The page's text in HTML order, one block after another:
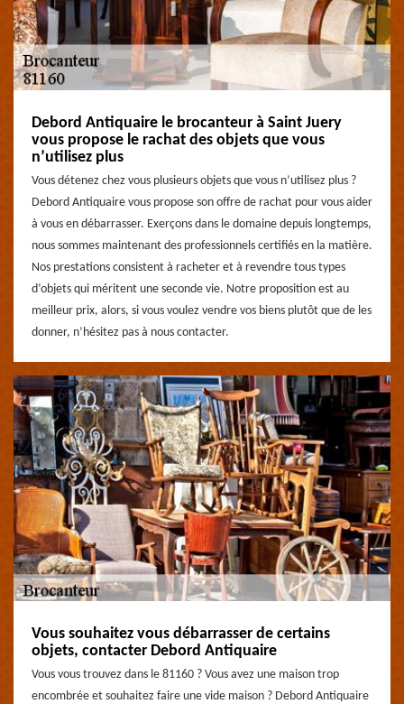
Debord Antiquaire le brocanteur à Saint Juery
vous propose le rachat des objets que vous
n’utilisez plus
Vous détenez chez vous plusieurs objets que vous n’utilisez plus ?
Debord Antiquaire vous propose son offre de rachat pour vous aider
à vous en débarrasser. Exerçons dans le domaine depuis longtemps,
nous sommes maintenant des professionnels certifiés en la matière.
Nos prestations consistent à racheter et à revendre tous types
d’objets qui méritent une seconde vie. Notre proposition est au
meilleur prix, alors, si vous voulez vendre vos biens plutôt que de les
donner, n’hésitez pas à nous contacter.
Vous souhaitez vous débarrasser de certains
objets, contacter Debord Antiquaire
Vous vous trouvez dans le 81160 ? Vous avez une maison trop
encombrée et souhaitez faire une vide maison ? Debord Antiquaire